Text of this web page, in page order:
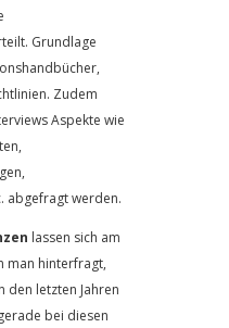
Grundlage
Zudem
Aspekte wie
abgefragt werden.
lassen sich am
man hinterfragt,
den letzten Jahren
bei diesen